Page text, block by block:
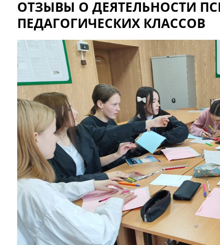
ОТЗЫВЫ О ДЕЯТЕЛЬНОСТИ
ПЕДАГОГИЧЕСКИХ КЛАССОВ